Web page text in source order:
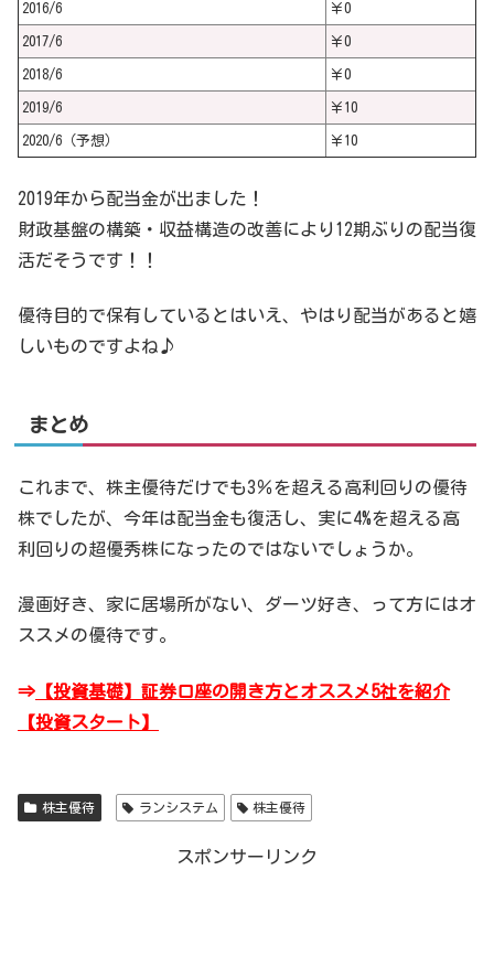
2016/6 ￥0
2017/6 ￥0
2018/6 ￥0
2019/6 ￥10
2020/6（予想） ￥10
2019年から配当金が出ました！
財政基盤の構築・収益構造の改善により12期ぶりの配当復
活だそうです！！
優待目的で保有しているとはいえ、やはり配当があると嬉
しいものですよね♪
まとめ
これまで、株主優待だけでも3％を超える高利回りの優待
株でしたが、今年は配当金も復活し、実に4%を超える高
利回りの超優秀株になったのではないでしょうか。
漫画好き、家に居場所がない、ダーツ好き、って方にはオ
ススメの優待です。
⇒ 【投資基礎】証券口座の開き方とオススメ5社を紹介
【投資スタート】
株主優待 ランシステム 株主優待
スポンサーリンク